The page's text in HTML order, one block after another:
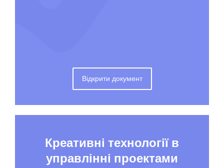
Відкрити документ
Креативні технології в
управлінні проектами